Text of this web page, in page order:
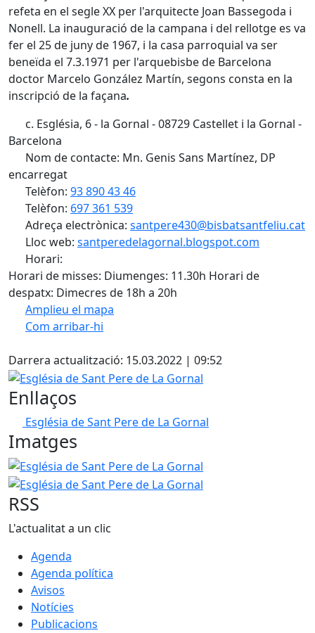
refeta en el segle XX per l'arquitecte Joan Bassegoda i
Nonell. La inauguració de la campana i del rellotge es va
fer el 25 de juny de 1967, i la casa parroquial va ser
beneïda el 7.3.1971 per l'arquebisbe de Barcelona
doctor Marcelo González Martín, segons consta en la
inscripció de la façana.
c. Església, 6 - la Gornal - 08729 Castellet i la Gornal -
Barcelona
Nom de contacte: Mn. Genis Sans Martínez, DP
encarregat
Telèfon: 93 890 43 46
Telèfon: 697 361 539
Adreça electrònica: santpere430@bisbatsantfeliu.cat
Lloc web: santperedelagornal.blogspot.com
Horari:
Horari de misses: Diumenges: 11.30h Horari de
despatx: Dimecres de 18h a 20h
Amplieu el mapa
Com arribar-hi
+
−
Darrera actualització: 15.03.2022 | 09:52
Església de Sant Pere de La Gornal
Enllaços
Església de Sant Pere de La Gornal
Imatges
Església de Sant Pere de La Gornal
RSS
L'actualitat a un clic
Agenda
Agenda política
Avisos
Notícies
Publicacions